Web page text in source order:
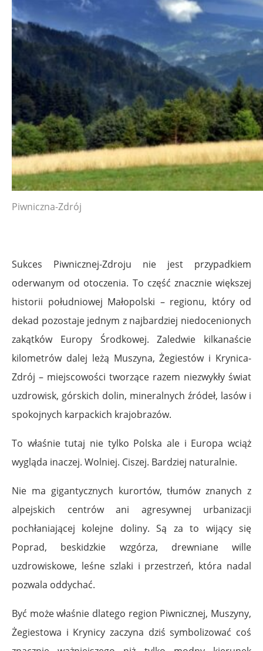
Piwniczna-Zdrój
Sukces Piwnicznej-Zdroju nie jest przypadkiem
oderwanym od otoczenia. To część znacznie większej
historii południowej Małopolski – regionu, który od
dekad pozostaje jednym z najbardziej niedocenionych
zakątków Europy Środkowej. Zaledwie kilkanaście
kilometrów dalej leżą Muszyna, Żegiestów i Krynica-
Zdrój – miejscowości tworzące razem niezwykły świat
uzdrowisk, górskich dolin, mineralnych źródeł, lasów i
spokojnych karpackich krajobrazów.
To właśnie tutaj nie tylko Polska ale i Europa wciąż
wygląda inaczej. Wolniej. Ciszej. Bardziej naturalnie.
Nie ma gigantycznych kurortów, tłumów znanych z
alpejskich centrów ani agresywnej urbanizacji
pochłaniającej kolejne doliny. Są za to wijący się
Poprad, beskidzkie wzgórza, drewniane wille
uzdrowiskowe, leśne szlaki i przestrzeń, która nadal
pozwala oddychać.
Być może właśnie dlatego region Piwnicznej, Muszyny,
Żegiestowa i Krynicy zaczyna dziś symbolizować coś